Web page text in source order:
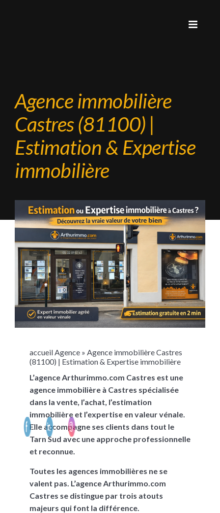
Agence immobilière
Castres (81100) |
Estimation & Expertise
immobilière
accueilAgence » Agence immobilière Castres
(81100) | Estimation & Expertise immobilière
L’agence Arthurimmo.com Castres est une
agence immobilière à Castres spécialisée
dans la vente, l’achat, l’estimation
immobilière et l’expertise en valeur vénale.
Elle accompagne ses clients dans tout le
Tarn Sud avec une approche professionnelle
et reconnue.
Toutes les agences immobilières ne se
valent pas. L’agence Arthurimmo.com
Castres se distingue par trois atouts
majeurs qui font la différence.